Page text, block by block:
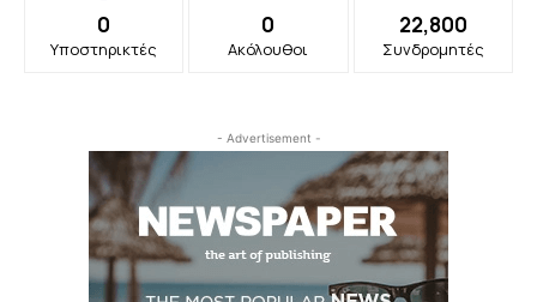
0
Υποστηρικτές
0
Ακόλουθοι
22,800
Συνδρομητές
- Advertisement -